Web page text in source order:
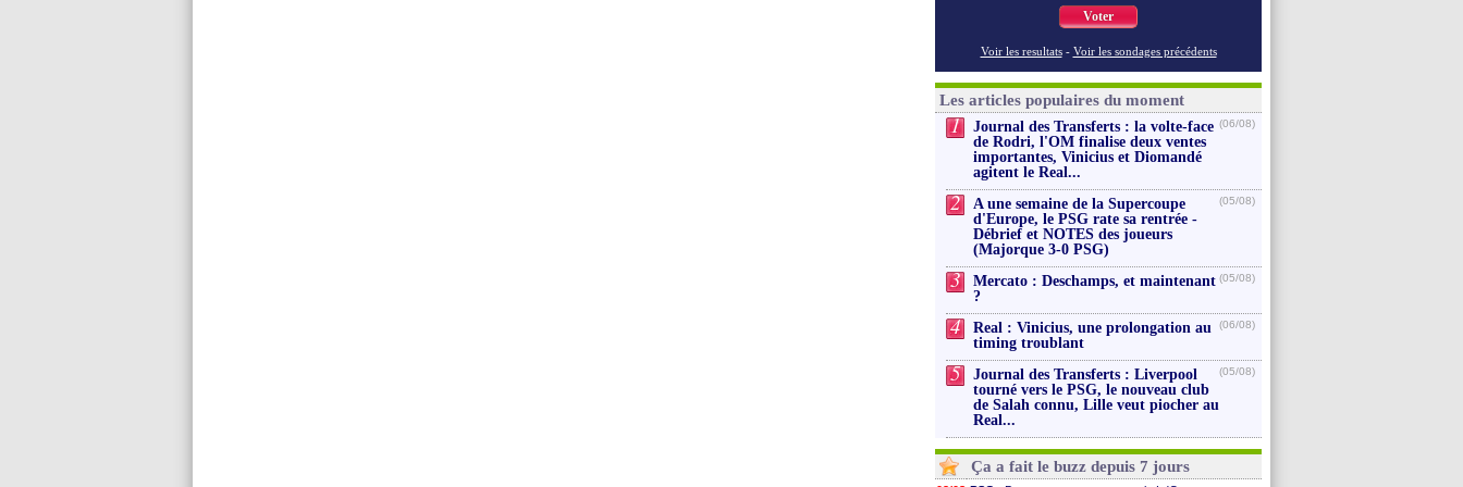
Voter
Voir les resultats - Voir les sondages précédents
Les articles populaires du moment
1
Journal des Transferts : la volte-face
de Rodri, l'OM finalise deux ventes
importantes, Vinicius et Diomandé
agitent le Real...
(06/08)
2
A une semaine de la Supercoupe
d'Europe, le PSG rate sa rentrée -
Débrief et NOTES des joueurs
(Majorque 3-0 PSG)
(05/08)
3
Mercato : Deschamps, et maintenant
?
(05/08)
4
Real : Vinicius, une prolongation au
timing troublant
(06/08)
5
Journal des Transferts : Liverpool
tourné vers le PSG, le nouveau club
de Salah connu, Lille veut piocher au
Real...
(05/08)
Ça a fait le buzz depuis 7 jours